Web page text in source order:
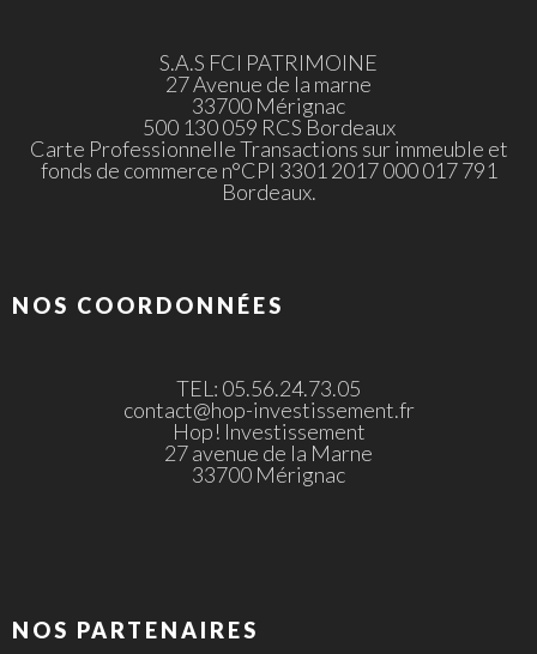
S.A.S FCI PATRIMOINE
27 Avenue de la marne
33700 Mérignac
500 130 059 RCS Bordeaux
Carte Professionnelle Transactions sur immeuble et
fonds de commerce n°CPI 3301 2017 000 017 791
Bordeaux.
NOS COORDONNÉES
TEL: 05.56.24.73.05
contact@hop-investissement.fr
Hop! Investissement
27 avenue de la Marne
33700 Mérignac
NOS PARTENAIRES